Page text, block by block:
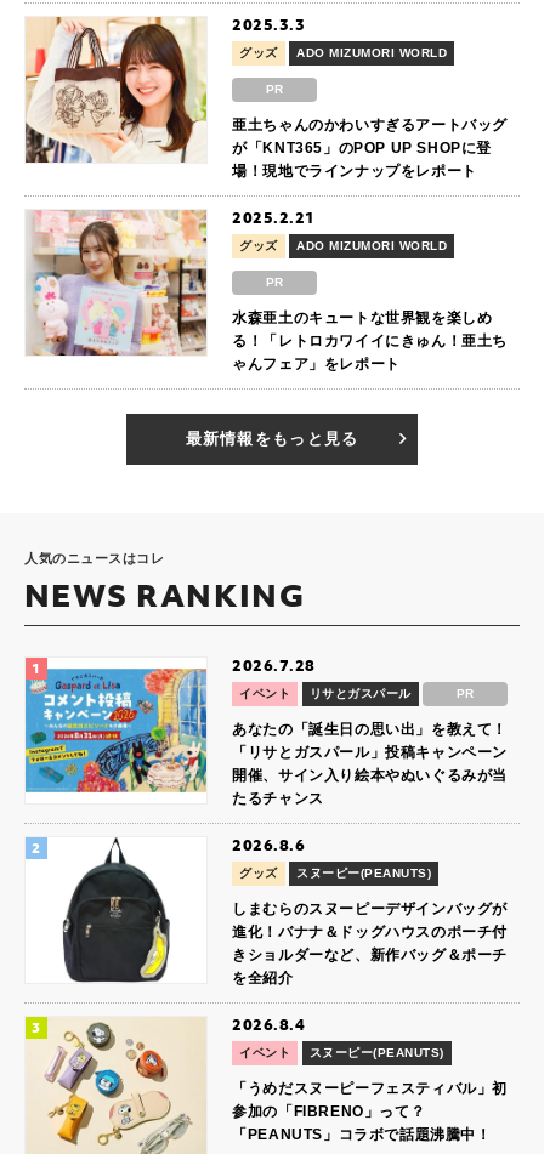
2025.3.3
グッズ ADO MIZUMORI WORLD
PR
亜土ちゃんのかわいすぎるアートバッグ
が「KNT365」のPOP UP SHOPに登
場！現地でラインナップをレポート
2025.2.21
グッズ ADO MIZUMORI WORLD
PR
水森亜土のキュートな世界観を楽しめ
る！「レトロカワイイにきゅん！亜土ち
ゃんフェア」をレポート
最新情報をもっと見る
人気のニュースはコレ
NEWS RANKING
2026.7.28
イベント リサとガスパール PR
あなたの「誕生日の思い出」を教えて！
「リサとガスパール」投稿キャンペーン
開催、サイン入り絵本やぬいぐるみが当
たるチャンス
2026.8.6
グッズ スヌーピー(PEANUTS)
しまむらのスヌーピーデザインバッグが
進化！バナナ＆ドッグハウスのポーチ付
きショルダーなど、新作バッグ＆ポーチ
を全紹介
2026.8.4
イベント スヌーピー(PEANUTS)
「うめだスヌーピーフェスティバル」初
参加の「FIBRENO」って？
「PEANUTS」コラボで話題沸騰中！